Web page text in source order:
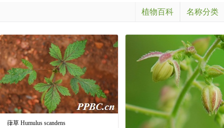
植物百科 名称分类
葎草 Humulus scandens